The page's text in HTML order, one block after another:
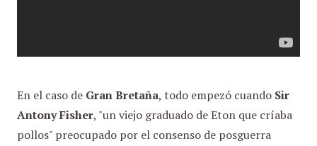
En el caso de Gran Bretaña, todo empezó cuando Sir
Antony Fisher, "un viejo graduado de Eton que críaba
pollos" preocupado por el consenso de posguerra